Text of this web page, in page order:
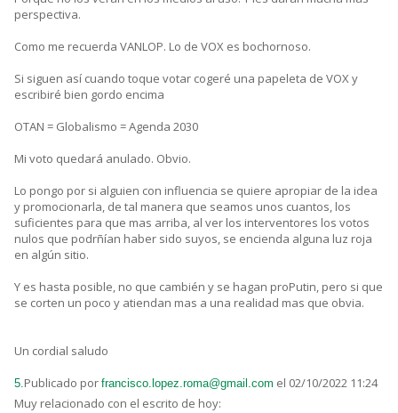
perspectiva.
Como me recuerda VANLOP. Lo de VOX es bochornoso.
Si siguen así cuando toque votar cogeré una papeleta de VOX y
escribiré bien gordo encima
OTAN = Globalismo = Agenda 2030
Mi voto quedará anulado. Obvio.
Lo pongo por si alguien con influencia se quiere apropiar de la idea
y promocionarla, de tal manera que seamos unos cuantos, los
suficientes para que mas arriba, al ver los interventores los votos
nulos que podrñían haber sido suyos, se encienda alguna luz roja
en algún sitio.
Y es hasta posible, no que cambién y se hagan proPutin, pero si que
se corten un poco y atiendan mas a una realidad mas que obvia.
Un cordial saludo
5.Publicado por francisco.lopez.roma@gmail.com el 02/10/2022 11:24
Muy relacionado con el escrito de hoy: